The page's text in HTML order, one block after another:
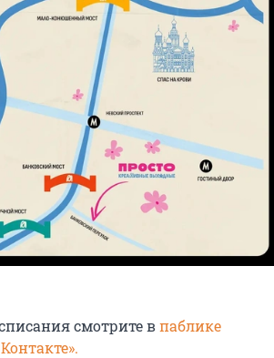
смотрите впаблике